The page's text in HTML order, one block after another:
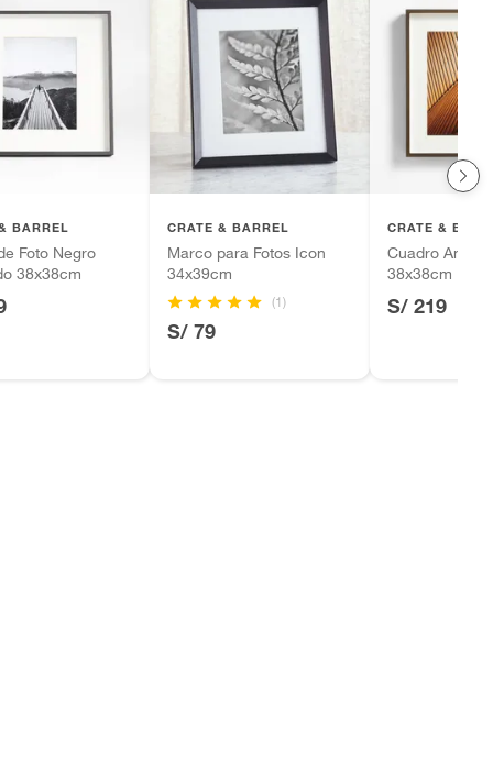
BARREL
Foto Negro
38x38cm
CRATE & BARREL
Marco para Fotos Icon
34x39cm
(1)
S/ 79
CRATE &
Cuadro
38x38cm
S/ 219